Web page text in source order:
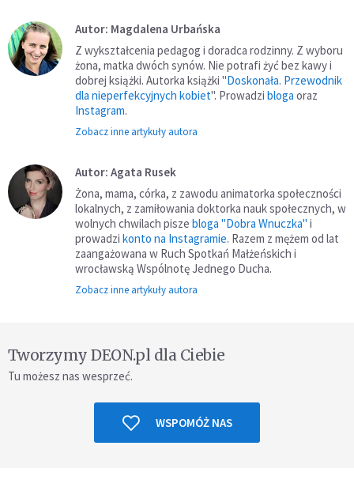
Autor: Magdalena Urbańska
Z wykształcenia pedagog i doradca rodzinny. Z wyboru
żona, matka dwóch synów. Nie potrafi żyć bez kawy i
dobrej książki. Autorka książki "Doskonała. Przewodnik
dla nieperfekcyjnych kobiet". Prowadzi bloga oraz
Instagram.
Zobacz inne artykuły autora
Autor: Agata Rusek
Żona, mama, córka, z zawodu animatorka społeczności
lokalnych, z zamiłowania doktorka nauk społecznych, w
wolnych chwilach pisze bloga "Dobra Wnuczka" i
prowadzi konto na Instagramie. Razem z mężem od lat
zaangażowana w Ruch Spotkań Małżeńskich i
wrocławską Wspólnotę Jednego Ducha.
Zobacz inne artykuły autora
Tworzymy DEON.pl dla Ciebie
Tu możesz nas wesprzeć.
WSPOMÓŻ NAS